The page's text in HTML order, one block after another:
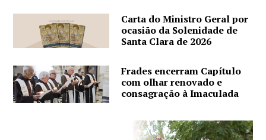
Carta do Ministro Geral por
ocasião da Solenidade de
Santa Clara de 2026
Frades encerram Capítulo
com olhar renovado e
consagração à Imaculada